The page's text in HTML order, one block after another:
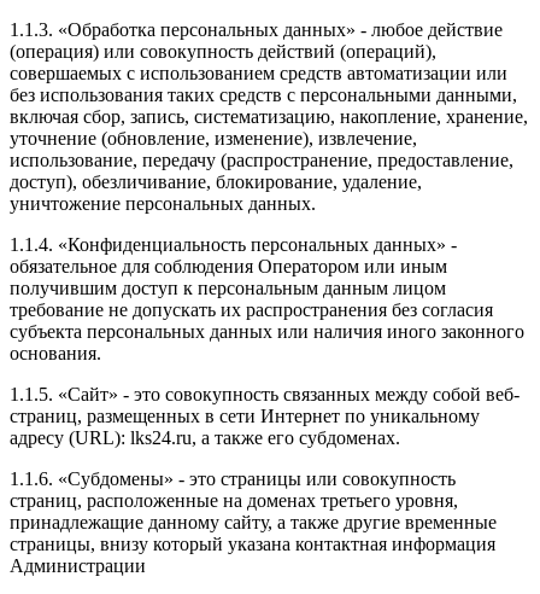
1.1.3. «Обработка персональных данных» - любое действие
(операция) или совокупность действий (операций),
совершаемых с использованием средств автоматизации или
без использования таких средств с персональными данными,
включая сбор, запись, систематизацию, накопление, хранение,
уточнение (обновление, изменение), извлечение,
использование, передачу (распространение, предоставление,
доступ), обезличивание, блокирование, удаление,
уничтожение персональных данных.
1.1.4. «Конфиденциальность персональных данных» -
обязательное для соблюдения Оператором или иным
получившим доступ к персональным данным лицом
требование не допускать их распространения без согласия
субъекта персональных данных или наличия иного законного
основания.
1.1.5. «Сайт» - это совокупность связанных между собой веб-
страниц, размещенных в сети Интернет по уникальному
адресу (URL): lks24.ru, а также его субдоменах.
1.1.6. «Субдомены» - это страницы или совокупность
страниц, расположенные на доменах третьего уровня,
принадлежащие данному сайту, а также другие временные
страницы, внизу который указана контактная информация
Администрации